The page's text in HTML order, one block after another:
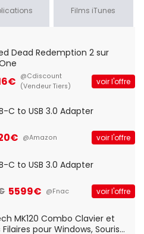
Films iTunes
Dead Redemption 2 sur
@Cdiscount
(Vendeur Tiers)
voir l'offre
C to USB 3.0 Adapter
@Amazon voir l'offre
C to USB 3.0 Adapter
5599€ @Fnac voir l'offre
MK120 Combo Clavier et
Filaires pour Windows, Souris